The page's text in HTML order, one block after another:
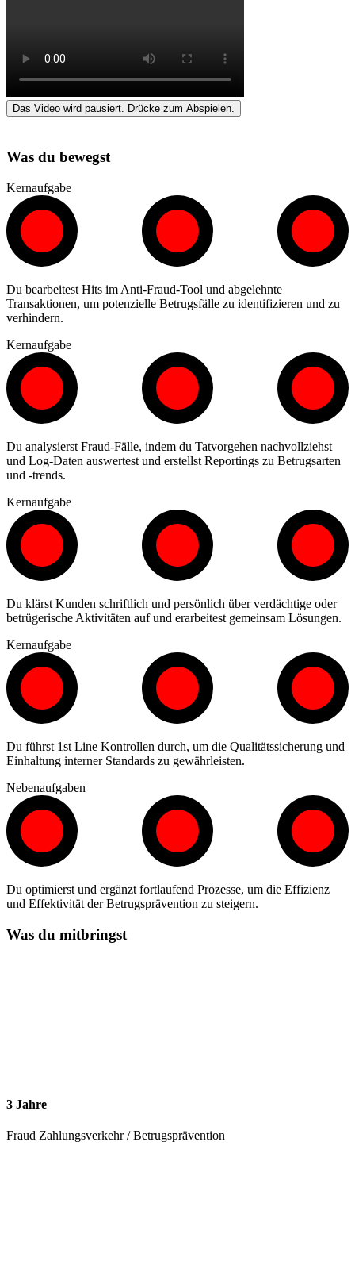
Das Video wird pausiert. Drücke zum Abspielen.
Was du bewegst
Kernaufgabe
Du bearbeitest Hits im Anti-Fraud-Tool und abgelehnte
Transaktionen, um potenzielle Betrugsfälle zu identifizieren und zu
verhindern.
Kernaufgabe
Du analysierst Fraud-Fälle, indem du Tatvorgehen nachvollziehst
und Log-Daten auswertest und erstellst Reportings zu Betrugsarten
und -trends.
Kernaufgabe
Du klärst Kunden schriftlich und persönlich über verdächtige oder
betrügerische Aktivitäten auf und erarbeitest gemeinsam Lösungen.
Kernaufgabe
Du führst 1st Line Kontrollen durch, um die Qualitätssicherung und
Einhaltung interner Standards zu gewährleisten.
Nebenaufgaben
Du optimierst und ergänzt fortlaufend Prozesse, um die Effizienz
und Effektivität der Betrugsprävention zu steigern.
Was du mitbringst
3 Jahre
Fraud Zahlungsverkehr / Betrugsprävention